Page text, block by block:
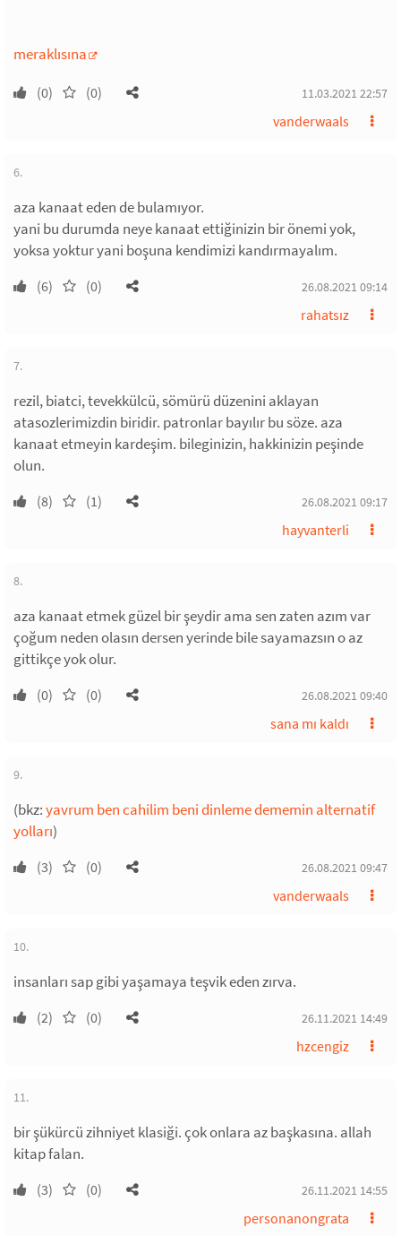
meraklısına
(0) (0) 11.03.2021 22:57
vanderwaals
6.
aza kanaat eden de bulamıyor.
yani bu durumda neye kanaat ettiğinizin bir önemi yok,
yoksa yoktur yani boşuna kendimizi kandırmayalım.
(6) (0) 26.08.2021 09:14
rahatsız
7.
rezil, biatci, tevekkülcü, sömürü düzenini aklayan
atasozlerimizdin biridir. patronlar bayılır bu söze. aza
kanaat etmeyin kardeşim. bileginizin, hakkinizin peşinde
olun.
(8) (1) 26.08.2021 09:17
hayvanterli
8.
aza kanaat etmek güzel bir şeydir ama sen zaten azım var
çoğum neden olasın dersen yerinde bile sayamazsın o az
gittikçe yok olur.
(0) (0) 26.08.2021 09:40
sana mı kaldı
9.
(bkz:yavrum ben cahilim beni dinleme dememin alternatif
yolları)
(3) (0) 26.08.2021 09:47
vanderwaals
10.
insanları sap gibi yaşamaya teşvik eden zırva.
(2) (0) 26.11.2021 14:49
hzcengiz
11.
bir şükürcü zihniyet klasiği. çok onlara az başkasına. allah
kitap falan.
(3) (0) 26.11.2021 14:55
personanongrata